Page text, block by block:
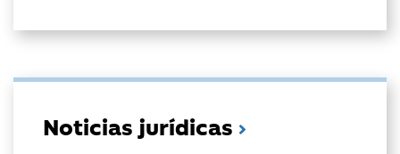
Noticias jurídicas